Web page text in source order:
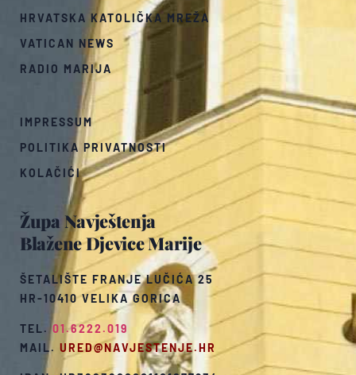
Župa Navještenja
Blažene Djevice Marije
ŠETALIŠTE FRANJE LUČIĆA 25
HR-10410 VELIKA GORICA
TEL.01.6222.019
MAIL. URED@NAVJESTENJE.HR
HRVATSKA KATOLIČKA MREŽA
VATICAN NEWS
RADIO MARIJA
IMPRESSUM
POLITIKA PRIVATNOSTI
KOLAČIĆI